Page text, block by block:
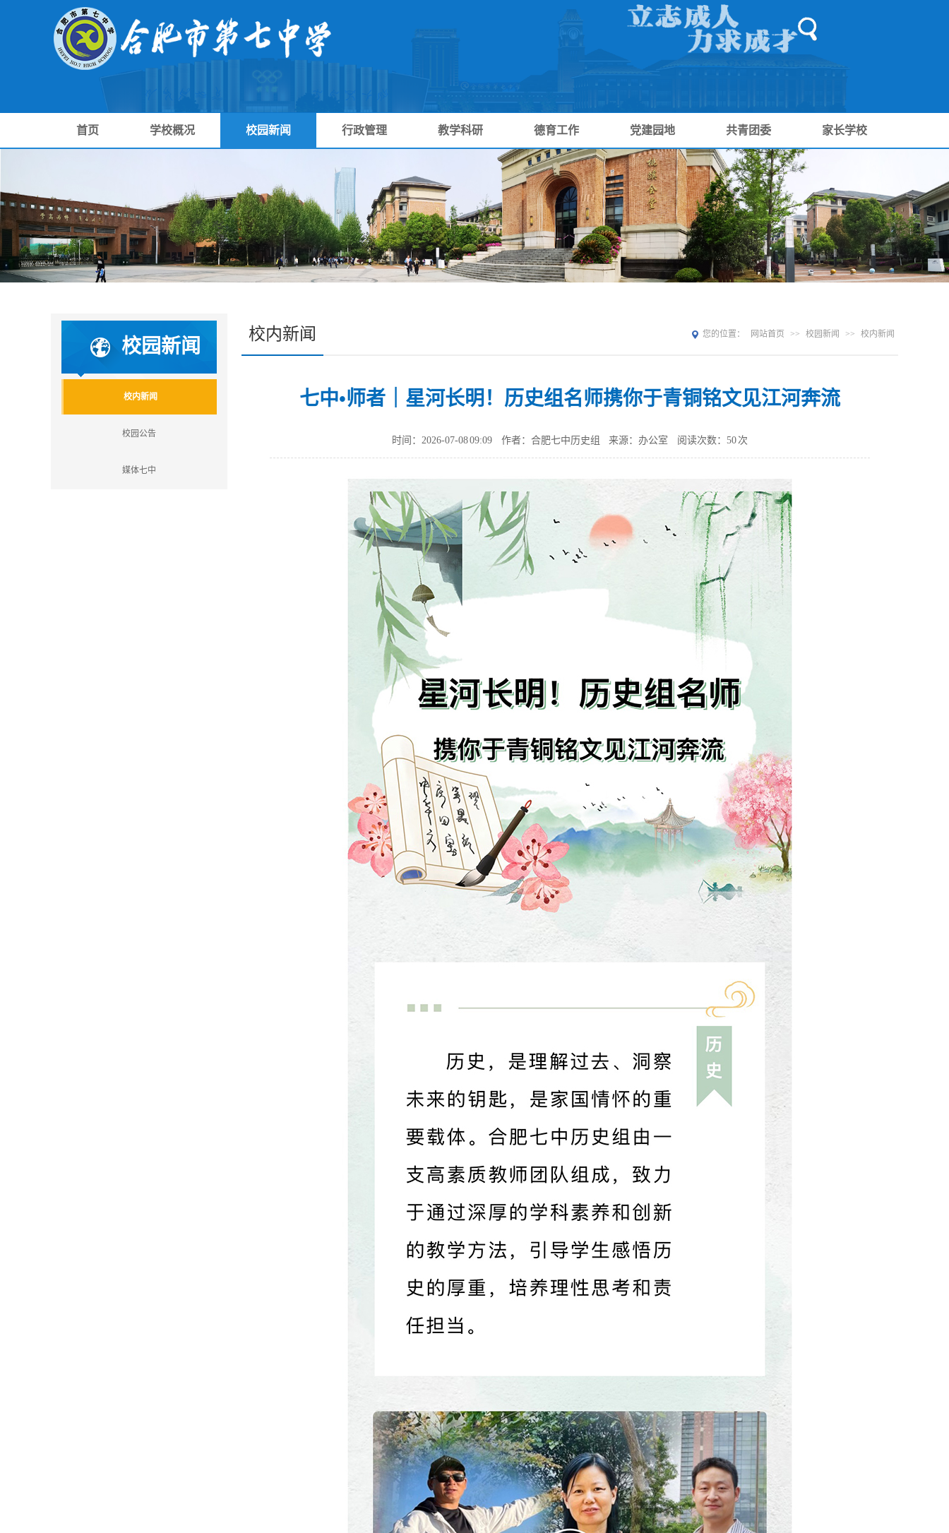
首页 学校概况 校园新闻 行政管理 教学科研 德育工作 党建园地 共青团委 家长学校
校园新闻
校内新闻
校园公告
媒体七中
您的位置： 网站首页 >> 校园新闻 >> 校内新闻
校内新闻
七中•师者｜星河长明！历史组名师携你于青铜铭文见江河奔流
时间：2026-07-08 09:09 作者：合肥七中历史组 来源：办公室 阅读次数： 50次